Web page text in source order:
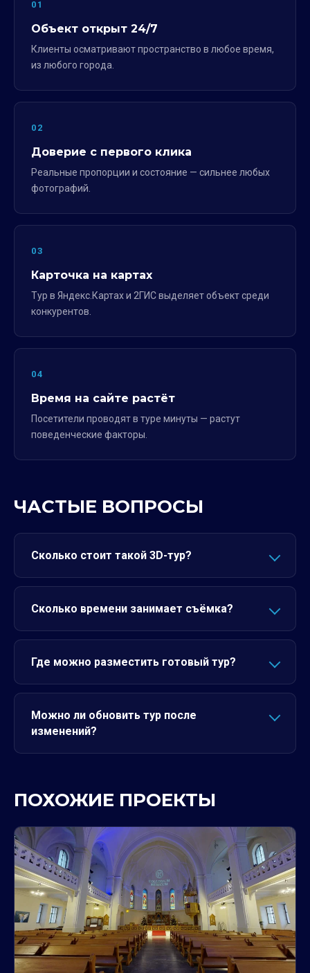
01
Объект открыт 24/7
Клиенты осматривают пространство в любое время,
из любого города.
02
Доверие с первого клика
Реальные пропорции и состояние — сильнее любых
фотографий.
03
Карточка на картах
Тур в Яндекс.Картах и 2ГИС выделяет объект среди
конкурентов.
04
Время на сайте растёт
Посетители проводят в туре минуты — растут
поведенческие факторы.
ЧАСТЫЕ ВОПРОСЫ
Сколько стоит такой 3D-тур?
Сколько времени занимает съёмка?
Где можно разместить готовый тур?
Можно ли обновить тур после
изменений?
ПОХОЖИЕ ПРОЕКТЫ